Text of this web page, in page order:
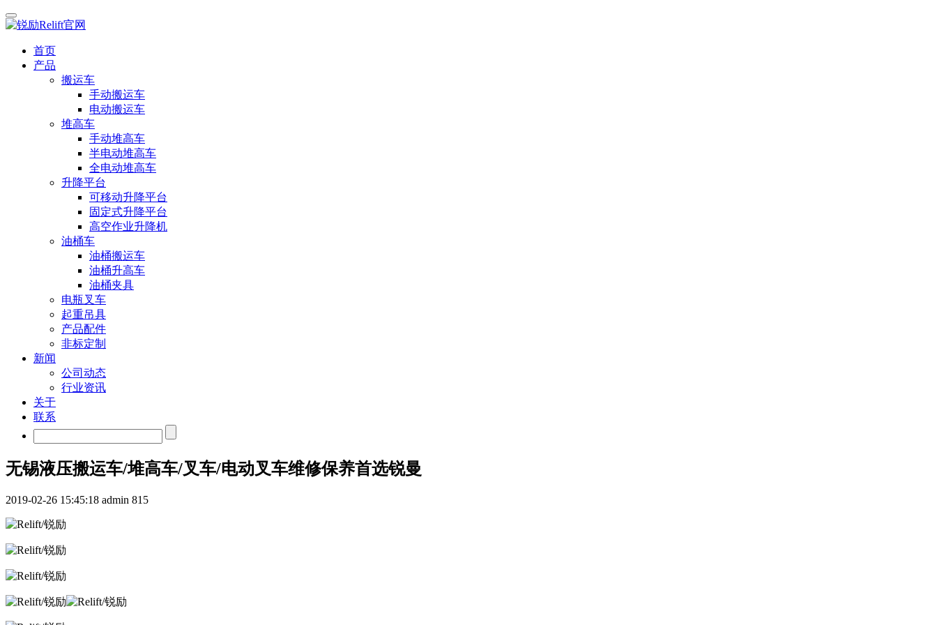
首页
产品
搬运车
手动搬运车
电动搬运车
堆高车
手动堆高车
半电动堆高车
全电动堆高车
升降平台
可移动升降平台
固定式升降平台
高空作业升降机
油桶车
油桶搬运车
油桶升高车
油桶夹具
电瓶叉车
起重吊具
产品配件
非标定制
新闻
公司动态
行业资讯
关于
联系
无锡液压搬运车/堆高车/叉车/电动叉车维修保养首选锐曼
2019-02-26 15:45:18 admin 815